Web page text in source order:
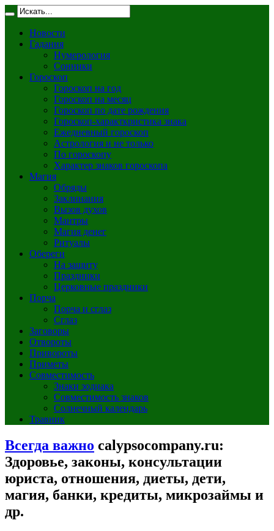
Новости
Гадания
Нумерология
Сонники
Гороскоп
Гороскоп на год
Гороскоп на месяц
Гороскоп по дате рождения
Гороскоп-характкристика знака
Ежедневный гороскоп
Астрология и не только
По гороскопу
Характер знаков гороскопа
Магия
Обряды
Заклинания
Вызов духов
Мантры
Магия денег
Ритуалы
Обереги
На защиту
Праздники
Церковные праздники
Порча
Порча и сглаз
Сглаз
Заговоры
Отвороты
Привороты
Приметы
Совместимость
Знаки зодиака
Совместимость знаков
Солнечный календарь
Травник
Всегда важно calypsocompany.ru:
Здоровье, законы, консультации
юриста, отношения, диеты, дети,
магия, банки, кредиты, микрозаймы и
др.